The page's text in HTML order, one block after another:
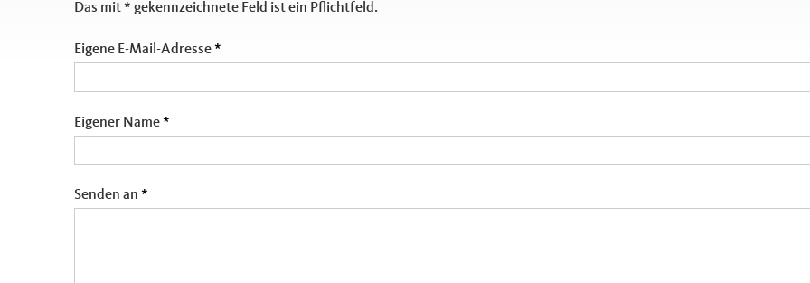
Das mit * gekennzeichnete Feld ist ein Pflichtfeld.
Eigene E-Mail-Adresse*
Eigener Name*
Senden an *